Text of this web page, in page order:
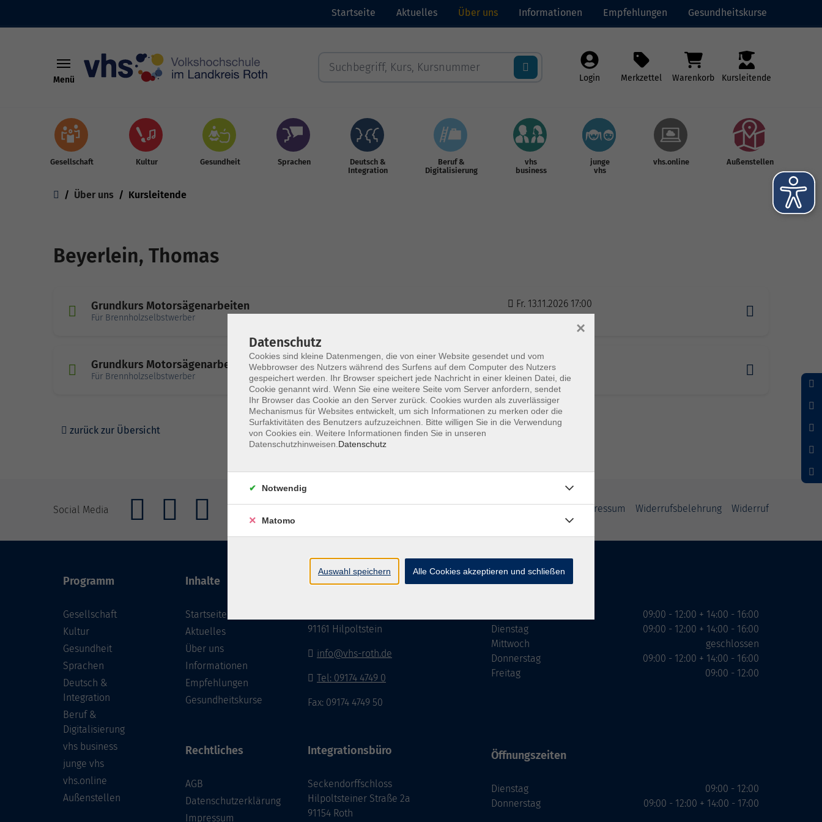
Startseite Aktuelles Über uns Informationen Empfehlungen Gesundheitskurse
Menü Login Merkzettel Warenkorb Kursleitende
Gesellschaft Kultur Gesundheit Sprachen
Deutsch &
Integration
Beruf &
Digitalisierung
vhs
business
junge
vhs
vhs.online Außenstellen
You are here:
Über uns Kursleitende
Beyerlein, Thomas
Grundkurs Motorsägenarbeiten
Für Brennholzselbstwerber
Fr. 13.11.2026 17:00
Grundkurs Motorsägenarbeiten
Für Brennholzselbstwerber
Fr. 22.01.2027 17:00
Kammerstein
zurück zur Übersicht
Social Media AGB Datenschutzerklärung Impressum Widerrufsbelehrung Widerruf
Programm
Gesellschaft
Kultur
Gesundheit
Sprachen
Deutsch &
Integration
Beruf &
Digitalisierung
vhs business
junge vhs
vhs.online
Außenstellen
Inhalte
Startseite
Aktuelles
Über uns
Informationen
Empfehlungen
Gesundheitskurse
Rechtliches
AGB
Datenschutzerklärung
Impressum
vhs im Landkreis Roth
91161 Hilpoltstein
info@vhs-roth.de
Tel: 09174 4749 0
Fax: 09174 4749 50
Integrationsbüro
Seckendorffschloss
Hilpoltsteiner Straße 2a
91154 Roth
Öffnungszeiten
Dienstag
Mittwoch
Donnerstag
Freitag
09:00 - 12:00 + 14:00 - 16:00
09:00 - 12:00 + 14:00 - 16:00
geschlossen
09:00 - 12:00 + 14:00 - 16:00
09:00 - 12:00
Öffnungszeiten
Dienstag
Donnerstag
09:00 - 12:00
09:00 - 12:00 + 14:00 - 17:00
Datenschutz
Cookies sind kleine Datenmengen, die von einer Website gesendet und vom
Webbrowser des Nutzers während des Surfens auf dem Computer des Nutzers
gespeichert werden. Ihr Browser speichert jede Nachricht in einer kleinen Datei, die
Cookie genannt wird. Wenn Sie eine weitere Seite vom Server anfordern, sendet
Ihr Browser das Cookie an den Server zurück. Cookies wurden als zuverlässiger
Mechanismus für Websites entwickelt, um sich Informationen zu merken oder die
Surfaktivitäten des Benutzers aufzuzeichnen. Bitte willigen Sie in die Verwendung
von Cookies ein. Weitere Informationen finden Sie in unseren
Datenschutzhinweisen. Datenschutz
×
Notwendig
Matomo
Auswahl speichern Alle Cookies akzeptieren und schließen